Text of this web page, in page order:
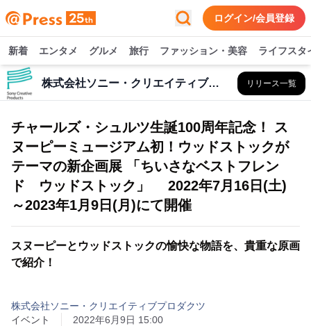
ログイン/会員登録
新着 エンタメ グルメ 旅行 ファッション・美容 ライフスタ
株式会社ソニー・クリエイティブプロダクツ リリース一覧
チャールズ・シュルツ生誕100周年記念！ ス
ヌーピーミュージアム初！ウッドストックが
テーマの新企画展 「ちいさなベストフレン
ド ウッドストック」 2022年7月16日(土)
～2023年1月9日(月)にて開催
スヌーピーとウッドストックの愉快な物語を、貴重な原画
で紹介！
株式会社ソニー・クリエイティブプロダクツ
イベント
2022年6月9日 15:00